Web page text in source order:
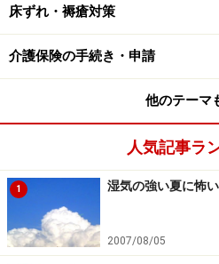
しかし、「お元気だった頃に
大好きだった、とか、自宅で
だった」というメニューが誰
ので、そのメニューのときだ
をかけて作ってみては？とお話
そこで、次に病院や介護施設
ースト状の食事の作り方を簡
介護食の基本的な作り
床ずれ・褥瘡対策
介護保険の手続き・申請
他のテーマ
人気記事ラ
1 湿気の強い夏に怖
2007/08/05